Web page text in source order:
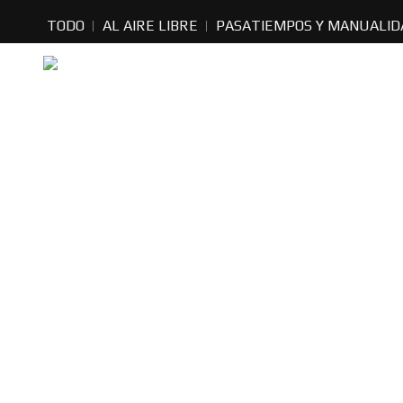
TODO AL AIRE LIBRE PASATIEMPOS Y